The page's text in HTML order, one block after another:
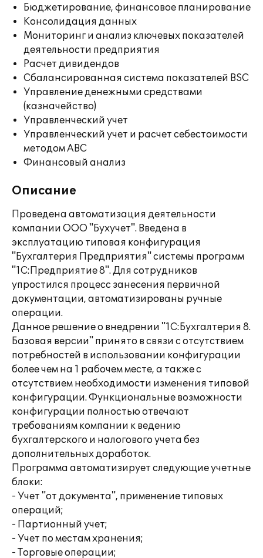
Бюджетирование, финансовое планирование
Консолидация данных
Мониторинг и анализ ключевых показателей
деятельности предприятия
Расчет дивидендов
Сбалансированная система показателей BSC
Управление денежными средствами
(казначейство)
Управленческий учет
Управленческий учет и расчет себестоимости
методом ABC
Финансовый анализ
Описание
Проведена автоматизация деятельности
компании ООО "Бухучет". Введена в
эксплуатацию типовая конфигурация
"Бухгалтерия Предприятия" системы программ
"1С:Предприятие 8". Для сотрудников
упростился процесс занесения первичной
документации, автоматизированы ручные
операции.
Данное решение о внедрении "1С:Бухгалтерия 8.
Базовая версии" принято в связи с отсутствием
потребностей в использовании конфигурации
более чем на 1 рабочем месте, а также с
отсутствием необходимости изменения типовой
конфигурации. Функциональные возможности
конфигурации полностью отвечают
требованиям компании к ведению
бухгалтерского и налогового учета без
дополнительных доработок.
Программа автоматизирует следующие учетные
блоки:
- Учет "от документа", применение типовых
операций;
- Партионный учет;
- Учет по местам хранения;
- Торговые операции;